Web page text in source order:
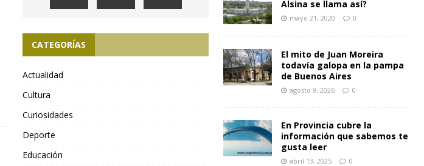
CATEGORÍAS
Actualidad
Cultura
Curiosidades
Deporte
Educación
Alsina se llama así?
mayo 21, 2020 0
El mito de Juan Moreira
todavía galopa en la pampa
de Buenos Aires
agosto 9, 2026 0
En Provincia cubre la
información que sabemos te
gusta leer
abril 13, 2025 0